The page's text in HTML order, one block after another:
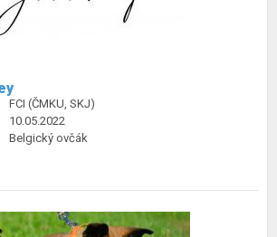
FCI (ČMKU, SKJ)
10.05.2022
Belgický ovčák